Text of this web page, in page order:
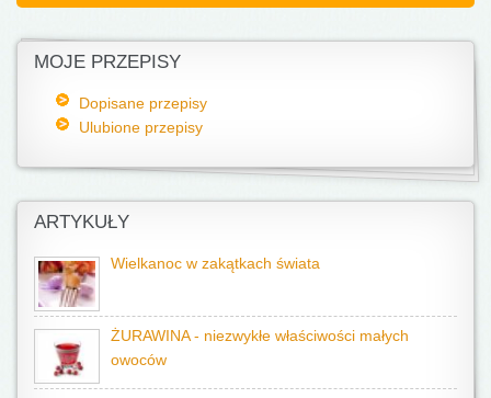
MOJE PRZEPISY
Dopisane przepisy
Ulubione przepisy
ARTYKUŁY
Wielkanoc w zakątkach świata
ŻURAWINA - niezwykłe właściwości małych
owoców